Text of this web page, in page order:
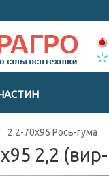
2.2-70х95 Рось-гума
2,2